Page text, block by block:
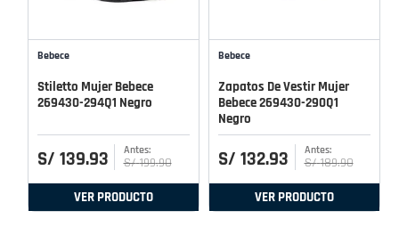
Bebece
Stiletto Mujer Bebece
269430-294Q1 Negro
S/ 139.93 S/ 199.90
VER PRODUCTO
Bebece
Zapatos De Vestir Mujer
Bebece 269430-290Q1
Negro
S/ 132.93 S/ 189.90
VER PRODUCTO